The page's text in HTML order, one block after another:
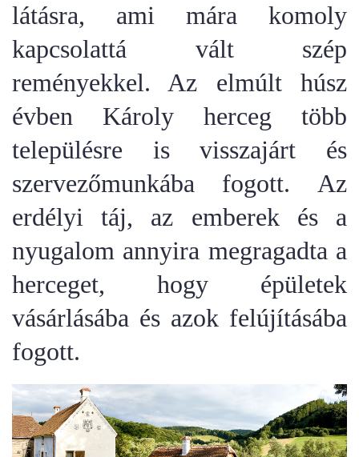
látásra, ami mára komoly
kapcsolattá vált szép
reményekkel. Az elmúlt húsz
évben Károly herceg több
településre is visszajárt és
szervezőmunkába fogott. Az
erdélyi táj, az emberek és a
nyugalom annyira megragadta a
herceget, hogy épületek
vásárlásába és azok felújításába
fogott.